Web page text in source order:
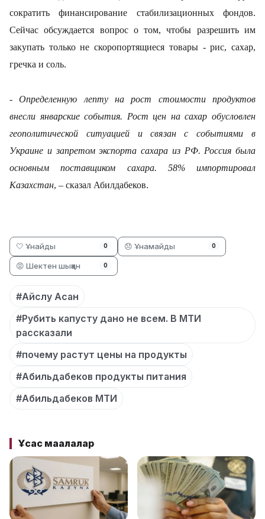
сократить финансирование стабилизационных фондов.
Сейчас обсуждается вопрос о том, чтобы разрешить им
закупать только не скоропортящиеся товары - рис, сахар,
гречка и соль.
- Определенную лепту на рост стоимости продуктов
внесли январские события. Рост цен на сахар обусловлен
геополитической ситуацией и связан с событиями в
Украине и запретом экспорта сахара из РФ. Россия была
основным поставщиком сахара. 58% импортировал
Казахстан, – сказал Абилдабеков.
🤍 Ұнайды 0 😞 Ұнамайды 0
😡 Шектен шыққан 0
#Айслу Асан
#Рубить капусту дано не всем. В МТИ
рассказали
#почему растут цены на продукты
#Абильдабеков продукты питания
#Абильдабеков МТИ
Ұқсас мақалалар